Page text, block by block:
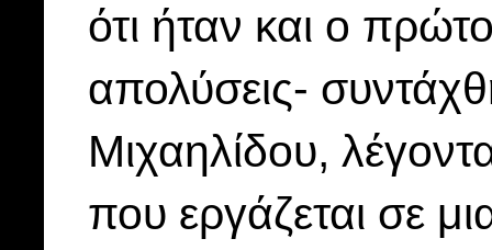
ότι ήταν και ο
απολύσεις-
Μιχαηλίδου,
που εργάζεται σε